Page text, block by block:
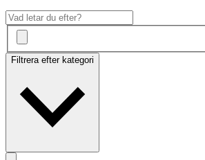
Filtrera efter kategori